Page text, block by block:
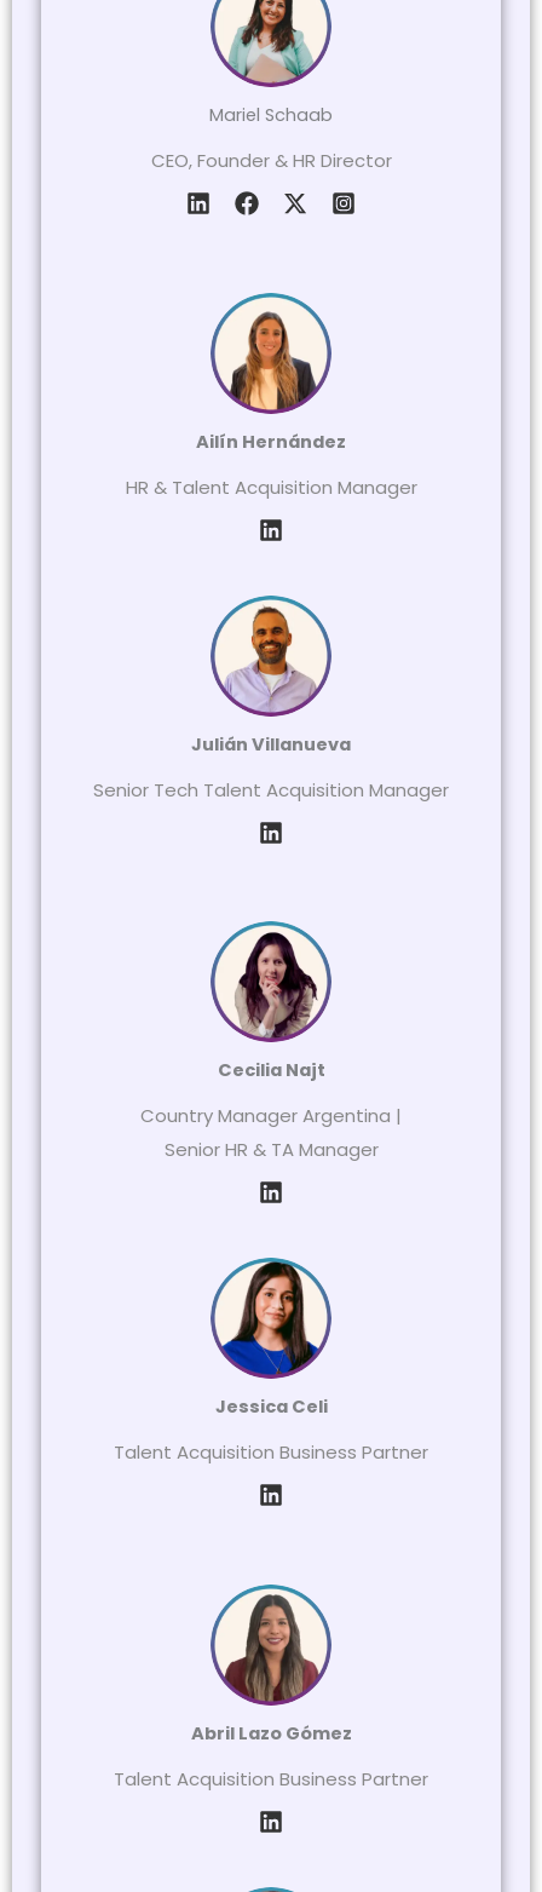
Mariel Schaab
CEO, Founder & HR Director
Ailín Hernández
HR & Talent Acquisition Manager
Julián Villanueva
Senior Tech Talent Acquisition Manager
Cecilia Najt
Country Manager Argentina |
Senior HR & TA Manager
Jessica Celi
Talent Acquisition Business Partner
Abril Lazo Gómez
Talent Acquisition Business Partner